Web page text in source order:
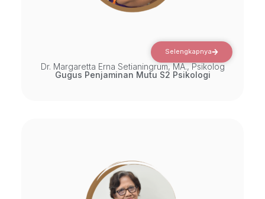
Selengkapnya
Dr. Margaretta Erna Setianingrum, MA., Psikolog
Gugus Penjaminan Mutu S2 Psikologi